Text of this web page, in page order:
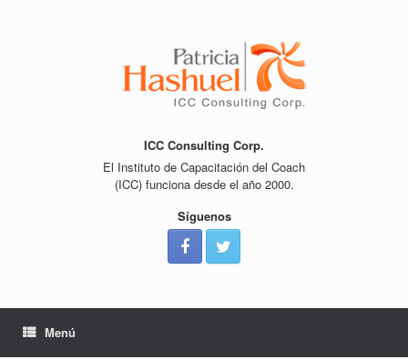
ICC Consulting Corp.
El Instituto de Capacitación del Coach
(ICC) funciona desde el año 2000.
Síguenos
Menú